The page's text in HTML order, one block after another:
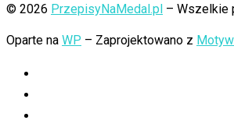
© 2026 PrzepisyNaMedal.pl – Wszelkie
Oparte na WP – Zaprojektowano z